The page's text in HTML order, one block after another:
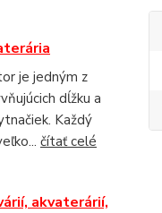
je jedným z
dĺžku a
Každý
čítať celé
akvaterárií,